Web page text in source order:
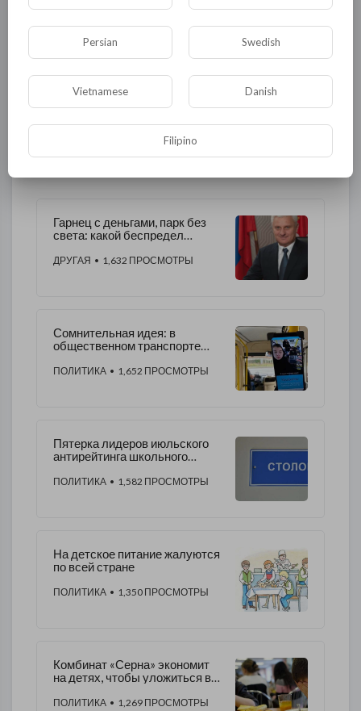
Флора и фауна ЖКХ История
Медицина Наука и образование
Другая
ДРУГОЕ ЭТОГО АВТОРА
Гарнец с деньгами, парк без
света: какой беспредел
ДРУГАЯ • 1,632 ПРОСМОТРЫ
Сомнительная идея: в
общественном транспорте
расплачиваться лицом
ПОЛИТИКА • 1,652 ПРОСМОТРЫ
Пятерка лидеров июльского
антирейтинга школьного
ПОЛИТИКА • 1,582 ПРОСМОТРЫ
На детское питание жалуются
по всей стране
ПОЛИТИКА • 1,350 ПРОСМОТРЫ
Комбинат «Серна» экономит
на детях, чтобы уложиться в
ПОЛИТИКА • 1,269 ПРОСМОТРЫ
Persian Swedish
Vietnamese Danish
Filipino